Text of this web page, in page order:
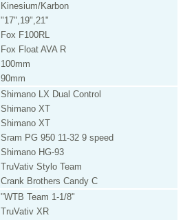
Kinesium/Karbon
"17",19",21"
Fox F100RL
Fox Float AVA R
100mm
90mm
Shimano LX Dual Control
Shimano XT
Shimano XT
Sram PG 950 11-32 9 speed
Shimano HG-93
TruVativ Stylo Team
Crank Brothers Candy C
"WTB Team 1-1/8"
TruVativ XR